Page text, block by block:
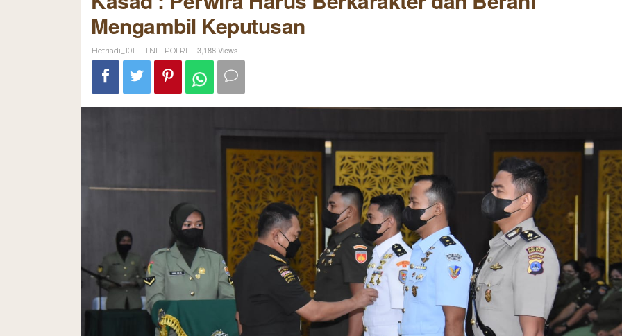
Mengambil Keputusan
Hetriadi_101 - TNI - POLRI - 3,188 Views